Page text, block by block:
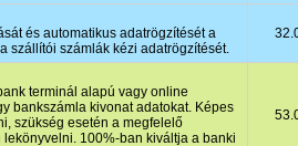
és automatikus adatrögzítését a
szállítói számlák kézi adatrögzítését.
terminál alapú vagy online
bankszámla kivonat adatokat. Képes
szükség esetén a megfelelő
100%-ban kiváltja a banki